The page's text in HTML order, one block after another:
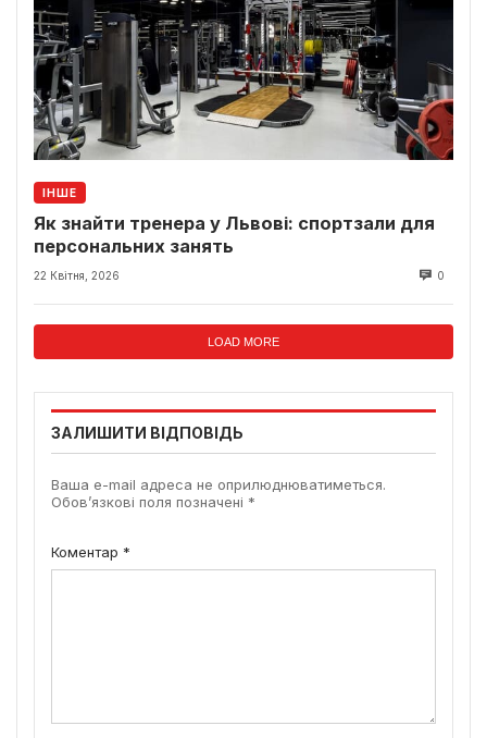
ІНШЕ
Як знайти тренера у Львові: спортзали для
персональних занять
22 Квітня, 2026 0
LOAD MORE
ЗАЛИШИТИ ВІДПОВІДЬ
Ваша e-mail адреса не оприлюднюватиметься.
Обов’язкові поля позначені *
Коментар *